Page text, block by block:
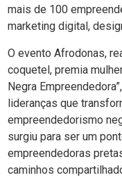
mais de 100
marketing digital,
O evento Afrodonas,
coquetel, premia
Negra
lideranças que
empreendedorismo
surgiu para ser um
empreendedoras
caminhos